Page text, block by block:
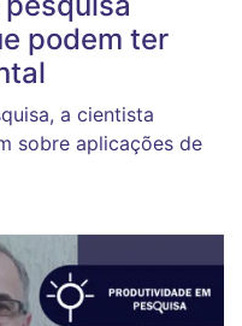
podem ter
a cientista
sobre aplicações de